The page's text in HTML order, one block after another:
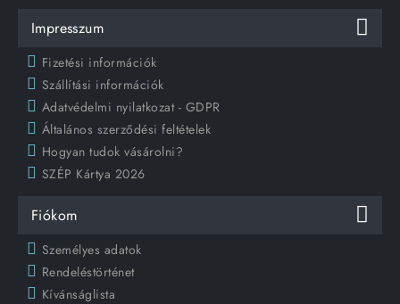
Impresszum
Fizetési információk
Szállítási információk
Adatvédelmi nyilatkozat - GDPR
Általános szerződési feltételek
Hogyan tudok vásárolni?
SZÉP Kártya 2026
Fiókom
Személyes adatok
Rendeléstörténet
Kívánságlista